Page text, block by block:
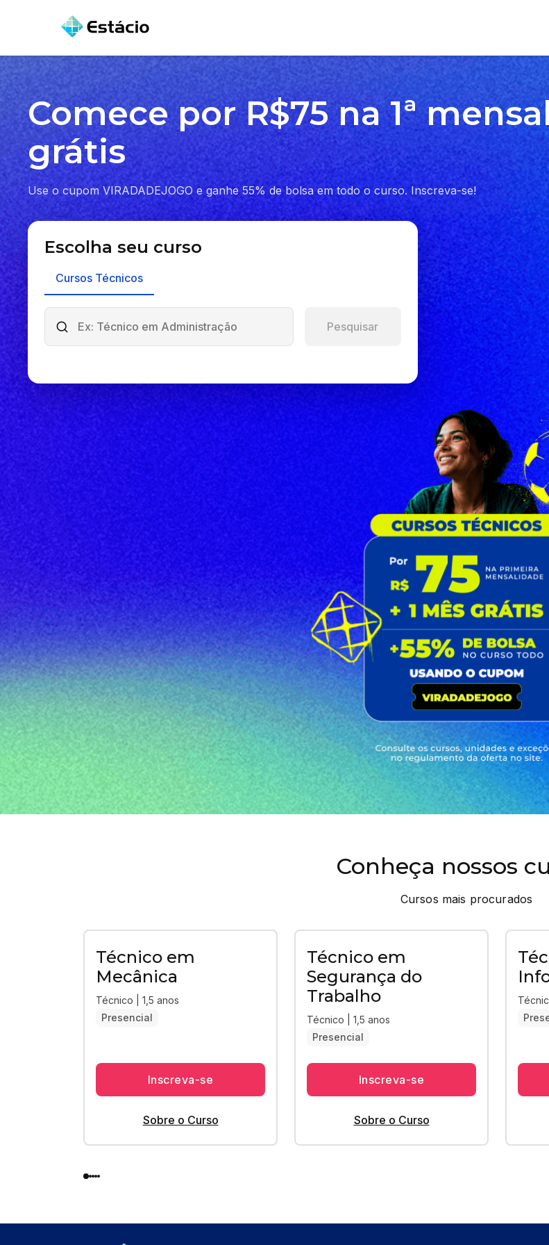
Comece por R$75 na 1ª
grátis
Use o cupom VIRADADEJOGO e ganhe 55% de bolsa em todo o curso. Inscreva-se!
Escolha seu curso
Cursos Técnicos
Pesquisar
Conheça nossos
Cursos mais procurados
Técnico em
Mecânica
Técnico | 1,5 anos
Presencial
Inscreva-se
Sobre o Curso
Técnico em
Segurança do
Trabalho
Técnico | 1,5 anos
Presencial
Inscreva-se
Sobre o Curso